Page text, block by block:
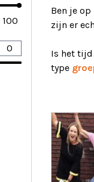
Ben je op
zijn er
Is het tijd
type